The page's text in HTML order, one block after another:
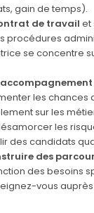
gain de temps).
de travail et
procédures
se concentre
les chances
sur les
les
des candidats
des
des besoins
vous auprès